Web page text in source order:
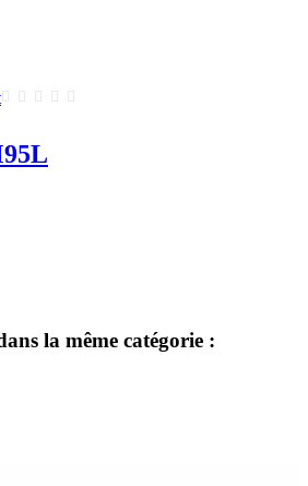
la même catégorie :